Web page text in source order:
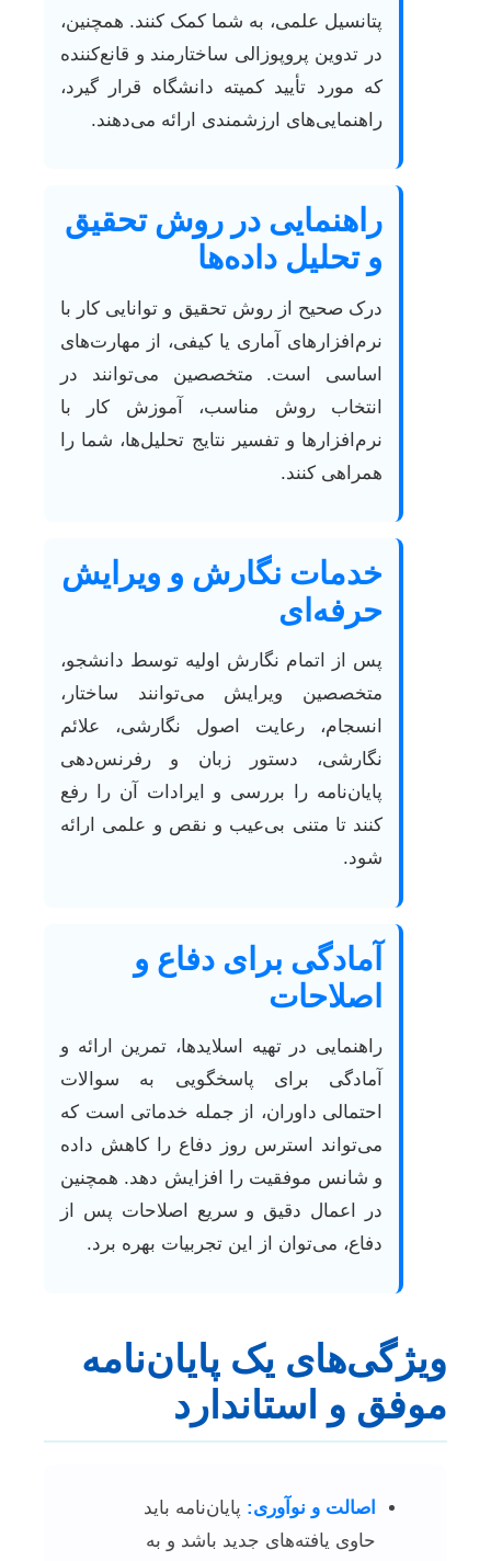
پتانسیل علمی، به شما کمک کنند. همچنین،
در تدوین پروپوزالی ساختارمند و قانع‌کننده
که مورد تأیید کمیته دانشگاه قرار گیرد،
راهنمایی‌های ارزشمندی ارائه می‌دهند.
راهنمایی در روش تحقیق
و تحلیل داده‌ها
درک صحیح از روش تحقیق و توانایی کار با
نرم‌افزارهای آماری یا کیفی، از مهارت‌های
اساسی است. متخصصین می‌توانند در
انتخاب روش مناسب، آموزش کار با
نرم‌افزارها و تفسیر نتایج تحلیل‌ها، شما را
همراهی کنند.
خدمات نگارش و ویرایش
حرفه‌ای
پس از اتمام نگارش اولیه توسط دانشجو،
متخصصین ویرایش می‌توانند ساختار،
انسجام، رعایت اصول نگارشی، علائم
نگارشی، دستور زبان و رفرنس‌دهی
پایان‌نامه را بررسی و ایرادات آن را رفع
کنند تا متنی بی‌عیب و نقص و علمی ارائه
شود.
آمادگی برای دفاع و
اصلاحات
راهنمایی در تهیه اسلایدها، تمرین ارائه و
آمادگی برای پاسخگویی به سوالات
احتمالی داوران، از جمله خدماتی است که
می‌تواند استرس روز دفاع را کاهش داده
و شانس موفقیت را افزایش دهد. همچنین
در اعمال دقیق و سریع اصلاحات پس از
دفاع، می‌توان از این تجربیات بهره برد.
ویژگی‌های یک پایان‌نامه
موفق و استاندارد
اصالت و نوآوری: پایان‌نامه باید
حاوی یافته‌های جدید باشد و به